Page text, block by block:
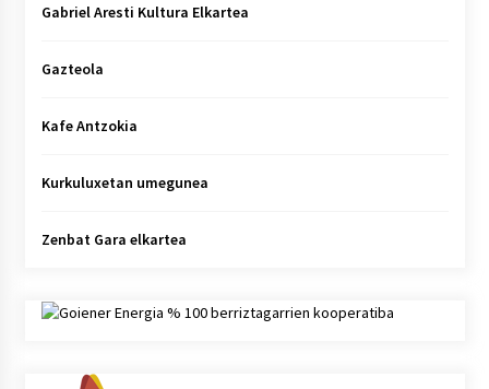
Gabriel Aresti Kultura Elkartea
Gazteola
Kafe Antzokia
Kurkuluxetan umegunea
Zenbat Gara elkartea